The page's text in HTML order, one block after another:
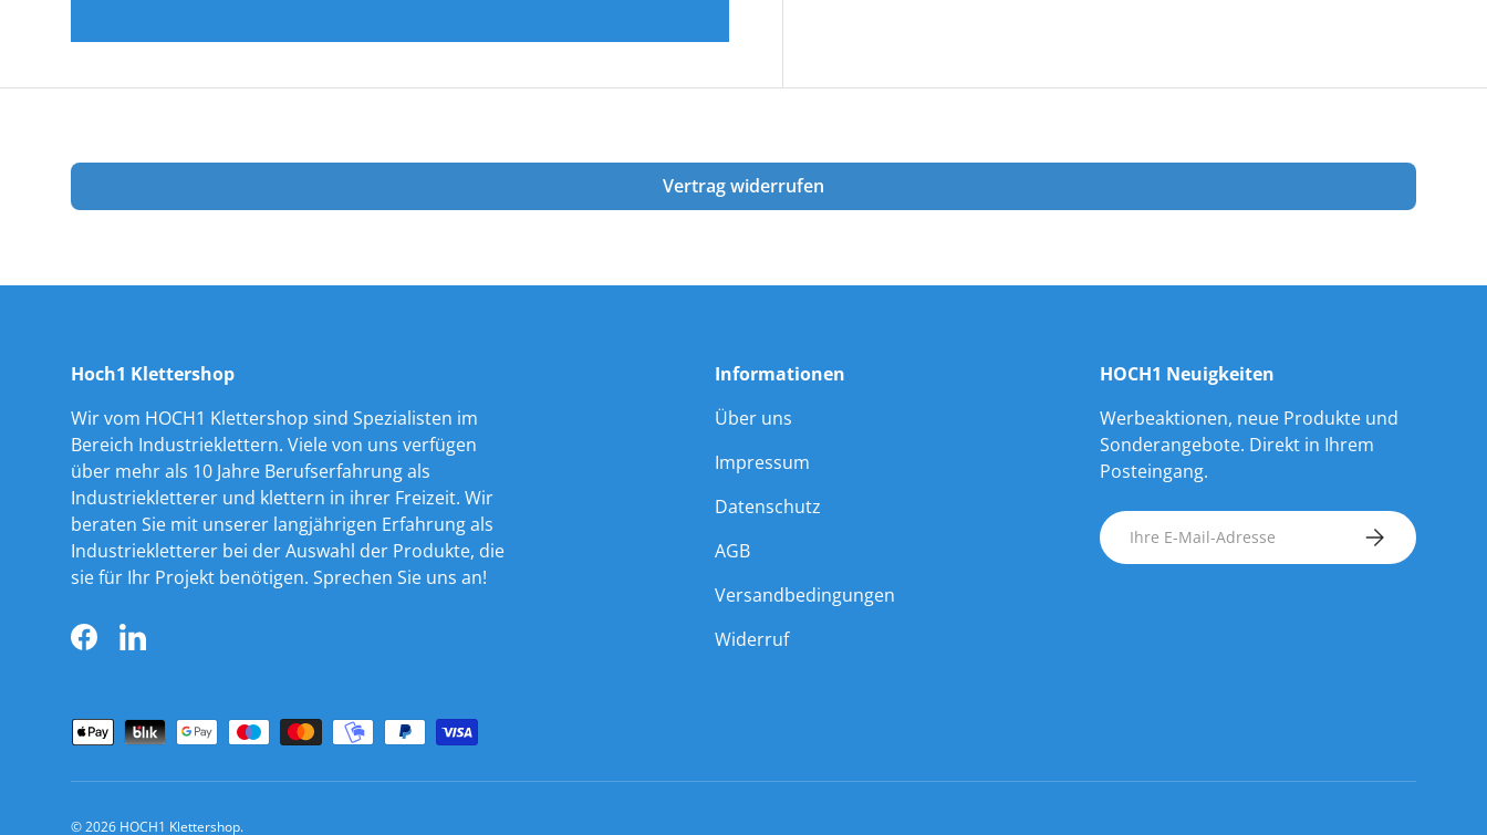
Vertrag widerrufen
Hoch1 Klettershop
Wir vom HOCH1 Klettershop sind Spezialisten im
Bereich Industrieklettern. Viele von uns verfügen
über mehr als 10 Jahre Berufserfahrung als
Industriekletterer und klettern in ihrer Freizeit. Wir
beraten Sie mit unserer langjährigen Erfahrung als
Industriekletterer bei der Auswahl der Produkte, die
sie für Ihr Projekt benötigen. Sprechen Sie uns an!
FacebookLinkedIn
Informationen
Über uns
Impressum
Datenschutz
AGB
Versandbedingungen
Widerruf
HOCH1 Neuigkeiten
Werbeaktionen, neue Produkte und
Sonderangebote. Direkt in Ihrem
Posteingang.
E-Mail ABONNIEREN
Zahlungsmethoden
© 2026 HOCH1 Klettershop.